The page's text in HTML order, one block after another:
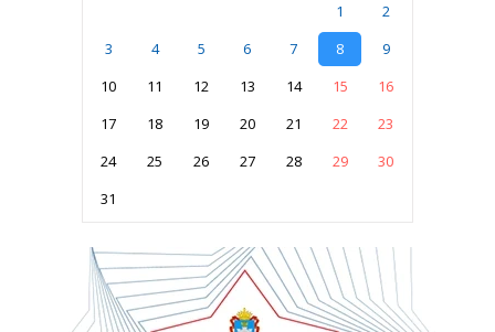
1
2
3
4 5 6 7 8
9
10
11 12 13 14 15
16
17
18 19 20 21 22
23
24
25 26 27 28 29
30
31